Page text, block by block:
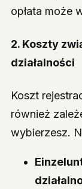
opłata może
2. Koszty
działalności
Koszt
również
wybierzesz.